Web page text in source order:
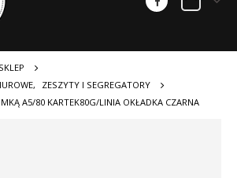
SKLEP
,
ZESZYTY I SEGREGATORY
A5/80 KARTEK80G/LINIA OKŁADKA CZARNA